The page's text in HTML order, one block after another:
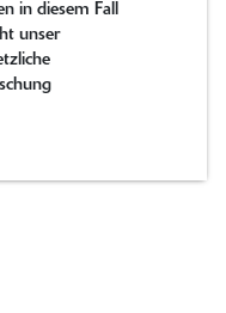
in diesem Fall
unser